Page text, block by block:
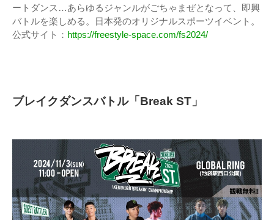
ートダンス…あらゆるジャンルがごちゃまぜとなって、即興
バトルを楽しめる。日本発のオリジナルスポーツイベント。
公式サイト： https://freestyle-space.com/fs2024/
ブレイクダンスバトル「Break ST」